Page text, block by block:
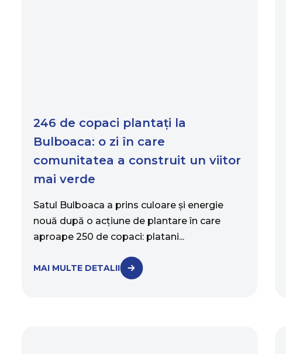
246 de copaci plantați la
Bulboaca: o zi în care
comunitatea a construit un viitor
mai verde
Satul Bulboaca a prins culoare și energie
nouă după o acțiune de plantare în care
aproape 250 de copaci: platani...
MAI MULTE DETALII